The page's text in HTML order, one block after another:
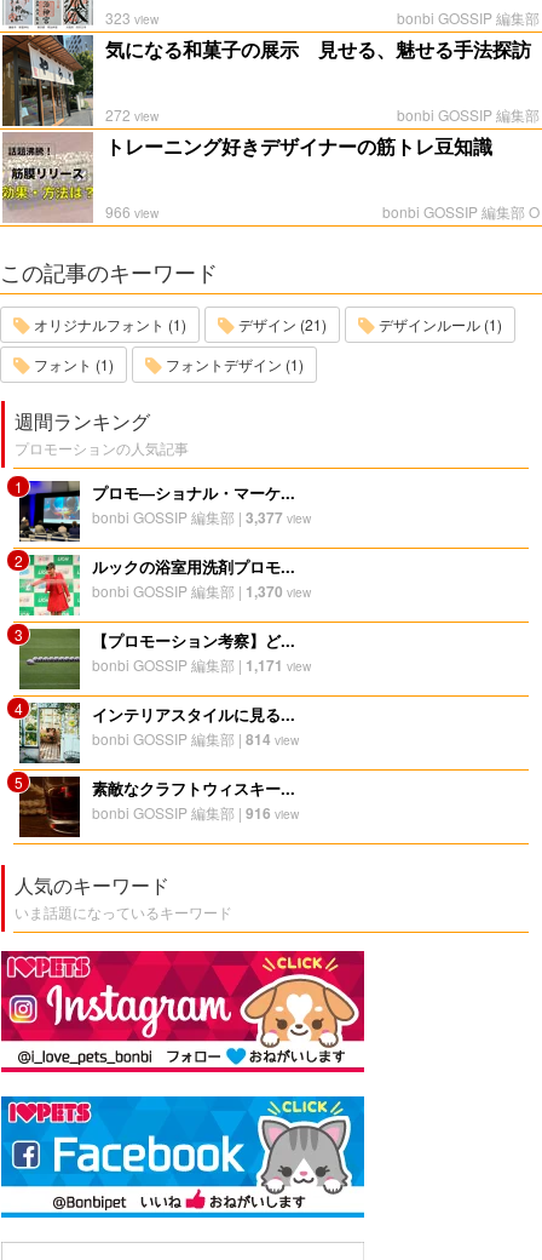
bonbi GOSSIP 編集部
323 view
気になる和菓子の展示 見せる、魅せる手法探訪
bonbi GOSSIP 編集部
272 view
トレーニング好きデザイナーの筋トレ豆知識
bonbi GOSSIP 編集部 O
966 view
この記事のキーワード
オリジナルフォント (1) デザイン (21)
デザインルール (1)
フォント (1)
フォントデザイン (1)
週間ランキング
プロモーションの人気記事
1
プロモ―ショナル・マーケ...
bonbi GOSSIP 編集部 | 3,377 view
2 ルックの浴室用洗剤プロモ...
bonbi GOSSIP 編集部 | 1,370 view
3 【プロモーション考察】ど...
bonbi GOSSIP 編集部 | 1,171 view
4 インテリアスタイルに見る...
bonbi GOSSIP 編集部 | 814 view
5 素敵なクラフトウィスキー...
bonbi GOSSIP 編集部 | 916 view
人気のキーワード
いま話題になっているキーワード